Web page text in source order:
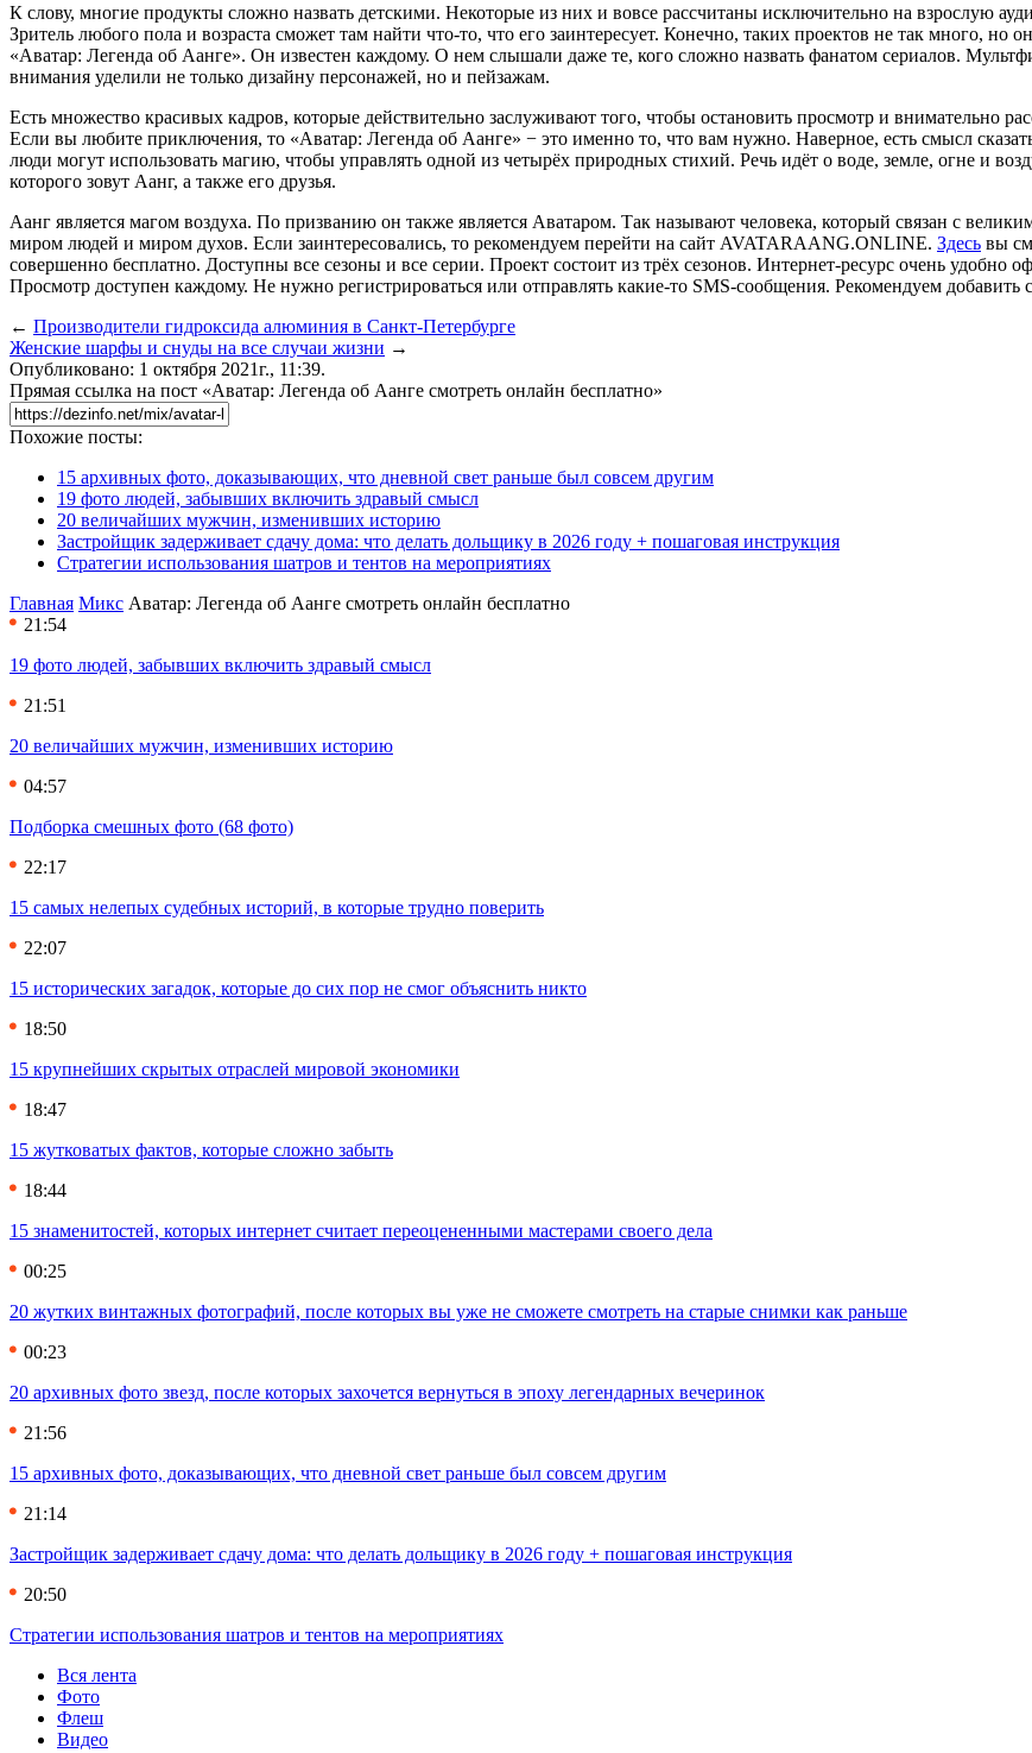
К слову, многие продукты сложно назвать детскими. Некоторые из них и вовсе рассчитаны исключительно на взрослую
Зритель любого пола и возраста сможет там найти что-то, что его заинтересует. Конечно, таких проектов не так много,
«Аватар: Легенда об Аанге». Он известен каждому. О нем слышали даже те, кого сложно назвать фанатом сериалов.
внимания уделили не только дизайну персонажей, но и пейзажам.
Есть множество красивых кадров, которые действительно заслуживают того, чтобы остановить просмотр и внимательно
Если вы любите приключения, то «Аватар: Легенда об Аанге» − это именно то, что вам нужно. Наверное, есть смысл
люди могут использовать магию, чтобы управлять одной из четырёх природных стихий. Речь идёт о воде, земле, огне и
которого зовут Аанг, а также его друзья.
Аанг является магом воздуха. По призванию он также является Аватаром. Так называют человека, который связан с
миром людей и миром духов. Если заинтересовались, то рекомендуем перейти на сайт AVATARAANG.ONLINE. Здесь вы
совершенно бесплатно. Доступны все сезоны и все серии. Проект состоит из трёх сезонов. Интернет-ресурс очень удобно
Просмотр доступен каждому. Не нужно регистрироваться или отправлять какие-то SMS-сообщения. Рекомендуем добавить
← Производители гидроксида алюминия в Санкт-Петербурге
Женские шарфы и снуды на все случаи жизни →
Опубликовано: 1 октября 2021г., 11:39.
Прямая ссылка на пост «Аватар: Легенда об Аанге смотреть онлайн бесплатно»
Похожие посты:
15 архивных фото, доказывающих, что дневной свет раньше был совсем другим
19 фото людей, забывших включить здравый смысл
20 величайших мужчин, изменивших историю
Застройщик задерживает сдачу дома: что делать дольщику в 2026 году + пошаговая инструкция
Стратегии использования шатров и тентов на мероприятиях
Главная Микс Аватар: Легенда об Аанге смотреть онлайн бесплатно
21:54
19 фото людей, забывших включить здравый смысл
21:51
20 величайших мужчин, изменивших историю
04:57
Подборка смешных фото (68 фото)
22:17
15 самых нелепых судебных историй, в которые трудно поверить
22:07
15 исторических загадок, которые до сих пор не смог объяснить никто
18:50
15 крупнейших скрытых отраслей мировой экономики
18:47
15 жутковатых фактов, которые сложно забыть
18:44
15 знаменитостей, которых интернет считает переоцененными мастерами своего дела
00:25
20 жутких винтажных фотографий, после которых вы уже не сможете смотреть на старые снимки как раньше
00:23
20 архивных фото звезд, после которых захочется вернуться в эпоху легендарных вечеринок
21:56
15 архивных фото, доказывающих, что дневной свет раньше был совсем другим
21:14
Застройщик задерживает сдачу дома: что делать дольщику в 2026 году + пошаговая инструкция
20:50
Стратегии использования шатров и тентов на мероприятиях
Вся лента
Фото
Флеш
Видео